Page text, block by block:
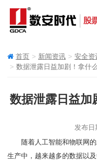
首页 新闻资讯
安全资
数据泄露日益加剧！拿什
数据泄露日益加
发布日
随着人工智能和物联网
生产中，越来越多的数据以